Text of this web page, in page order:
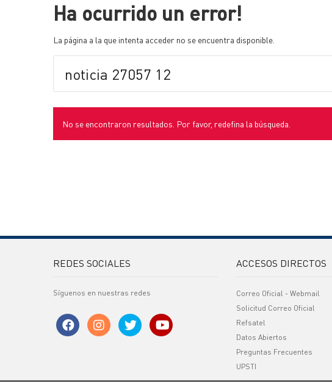
Ha ocurrido un error!
La página a la que intenta acceder no se encuentra disponible.
No se encontraron resultados. Por favor, redefina la búsqueda.
REDES SOCIALES
Síguenos en nuestras redes
ACCESOS DIRECTOS
Correo Oficial - Webmail
Solicitud Correo Oficial
Refsatel
Datos Abiertos
Preguntas Frecuentes
UPSTI